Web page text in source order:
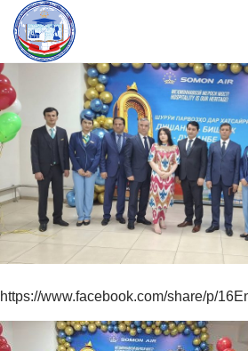
https://www.facebook.com/share/p/